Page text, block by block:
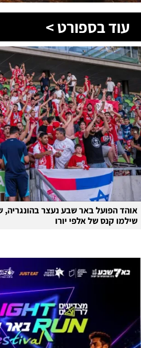
עוד בספורט >
אוהד הפועל באר שבע נעצר
שילמו קנס של אלפי יורו